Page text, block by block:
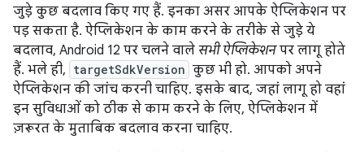
जुड़े कुछ बदलाव किए गए हैं. इनका असर आपके ऐप्लिकेशन पर
पड़ सकता है. ऐप्लिकेशन के काम करने के तरीके से जुड़े ये
बदलाव, Android 12 पर चलने वाले सभी ऐप्लिकेशनपर लागू होते
हैं. भले ही, targetSdkVersion कुछ भी हो. आपको अपने
ऐप्लिकेशन की जांच करनी चाहिए. इसके बाद, जहां लागू हो वहां
इन सुविधाओं को ठीक से काम करने के लिए, ऐप्लिकेशन में
ज़रूरत के मुताबिक बदलाव करना चाहिए.